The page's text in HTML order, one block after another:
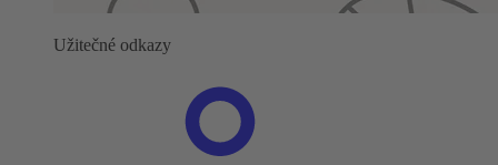
Užitečné odkazy